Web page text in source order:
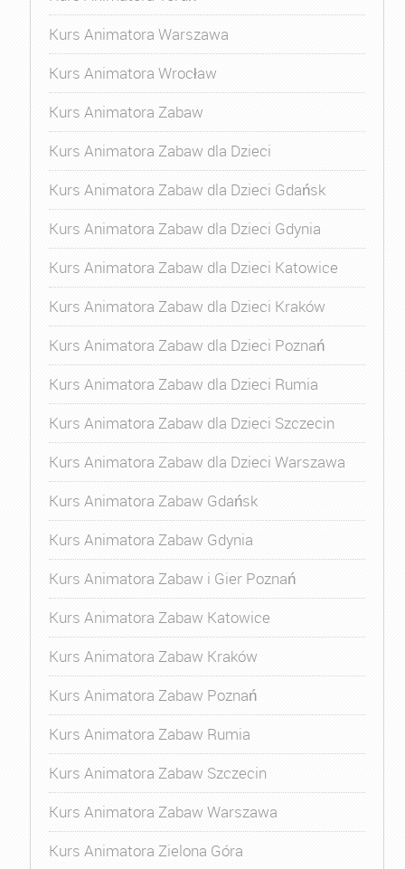
Kurs Animatora Warszawa
Kurs Animatora Wrocław
Kurs Animatora Zabaw
Kurs Animatora Zabaw dla Dzieci
Kurs Animatora Zabaw dla Dzieci Gdańsk
Kurs Animatora Zabaw dla Dzieci Gdynia
Kurs Animatora Zabaw dla Dzieci Katowice
Kurs Animatora Zabaw dla Dzieci Kraków
Kurs Animatora Zabaw dla Dzieci Poznań
Kurs Animatora Zabaw dla Dzieci Rumia
Kurs Animatora Zabaw dla Dzieci Szczecin
Kurs Animatora Zabaw dla Dzieci Warszawa
Kurs Animatora Zabaw Gdańsk
Kurs Animatora Zabaw Gdynia
Kurs Animatora Zabaw i Gier Poznań
Kurs Animatora Zabaw Katowice
Kurs Animatora Zabaw Kraków
Kurs Animatora Zabaw Poznań
Kurs Animatora Zabaw Rumia
Kurs Animatora Zabaw Szczecin
Kurs Animatora Zabaw Warszawa
Kurs Animatora Zielona Góra